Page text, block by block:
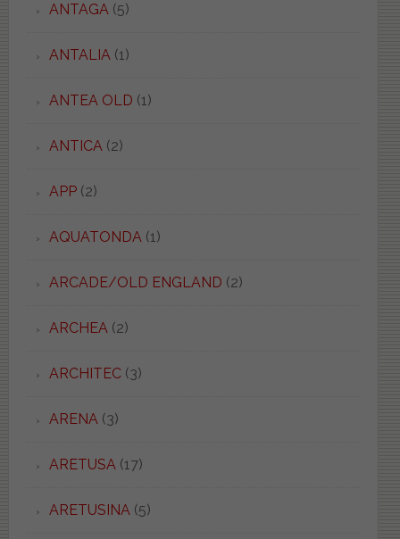
ANTAGA(5)
ANTALIA(1)
ANTEA OLD (1)
ANTICA(2)
APP(2)
AQUATONDA(1)
ARCADE/OLD ENGLAND (2)
ARCHEA(2)
ARCHITEC(3)
ARENA(3)
ARETUSA(17)
ARETUSINA(5)